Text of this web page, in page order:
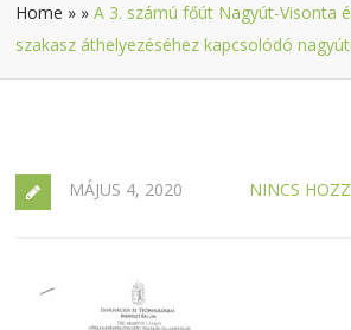
Home » »A 3. számú főút Nagyút-Visonta
szakasz áthelyezéséhez kapcsolódó
MÁJUS 4, 2020 NINCS